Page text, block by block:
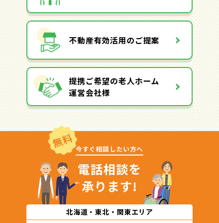
不動産有効活用のご提案
提携ご希望の老人ホーム
運営会社様
無料 今すぐ相談したい方へ
電話相談を
承ります!
北海道・東北・関東エリア